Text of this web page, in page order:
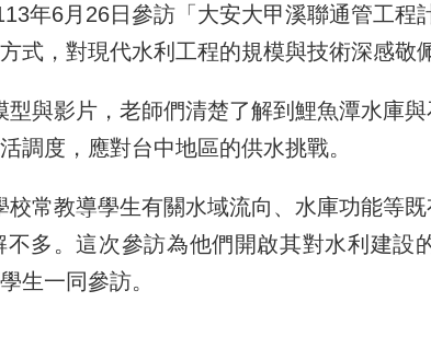
6月26日參訪「大安大甲溪聯通管工程
式，對現代水利工程的規模與技術深感敬
影片，老師們清楚了解到鯉魚潭水庫與
調度，應對台中地區的供水挑戰。
教導學生有關水域流向、水庫功能等既
多。這次參訪為他們開啟其對水利建設
生一同參訪。